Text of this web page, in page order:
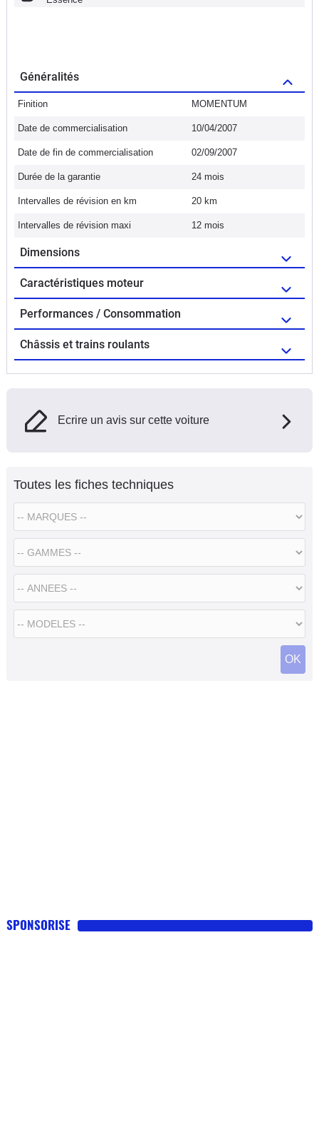
Généralités
Finition MOMENTUM
Date de commercialisation 10/04/2007
Date de fin de commercialisation 02/09/2007
Durée de la garantie 24 mois
Intervalles de révision en km 20 km
Intervalles de révision maxi 12 mois
Dimensions
Caractéristiques moteur
Performances / Consommation
Châssis et trains roulants
Ecrire un avis sur cette voiture
Toutes les fiches techniques
SPONSORISE